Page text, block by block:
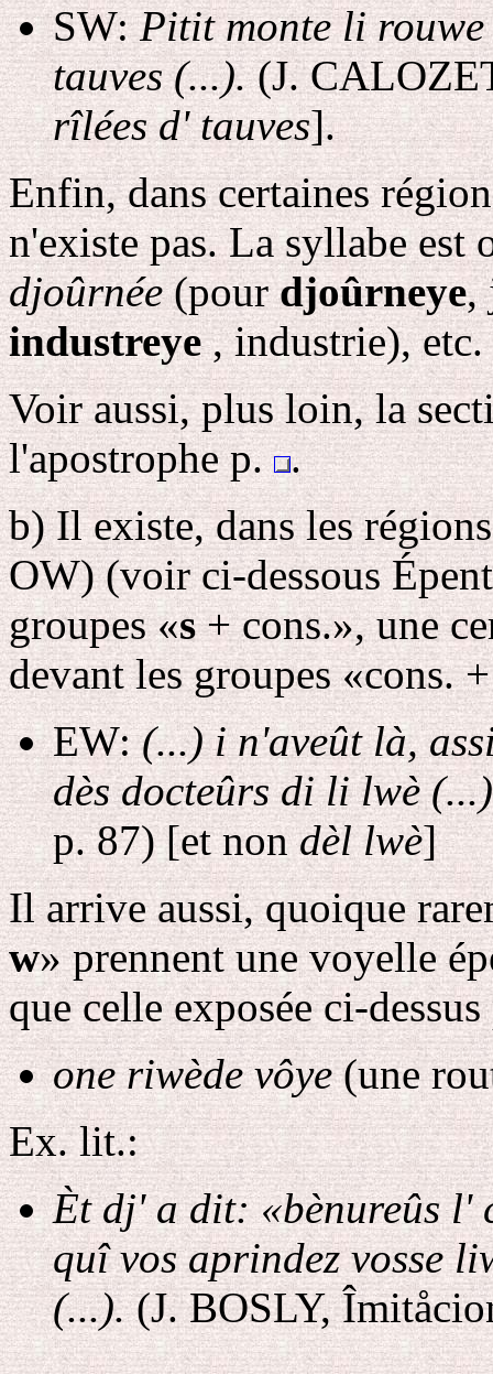
SW:Pitit monte li rouwe
tauves (...).(J.
rîlées d' tauves].
Enfin, dans certaines
n'existe pas. La syllabe est
djoûrnée(pourdjoûrneye,
industreye, industrie), etc.
Voir aussi, plus loin, la
l'apostrophe p. .
b) Il existe, dans les
OW)(voir ci-dessous
groupes «s+ cons.», une
devant les groupes «cons.
EW:(...) i n'aveût là,
dès docteûrs di li lwè
p. 87) [et nondèl lwè]
Il arrive aussi, quoique
w» prennent une voyelle
que celle exposée ci-
one riwède vôye(une
Ex. lit.:
Èt dj' a dit: «bènureûs l'
quî vos aprindez vosse
(...).(J. BOSLY,